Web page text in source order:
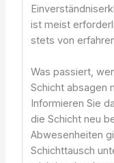
ist meist
stets von
Was passiert,
Schicht absagen
Informieren Sie
die Schicht neu
Abwesenheiten
Schichttausch